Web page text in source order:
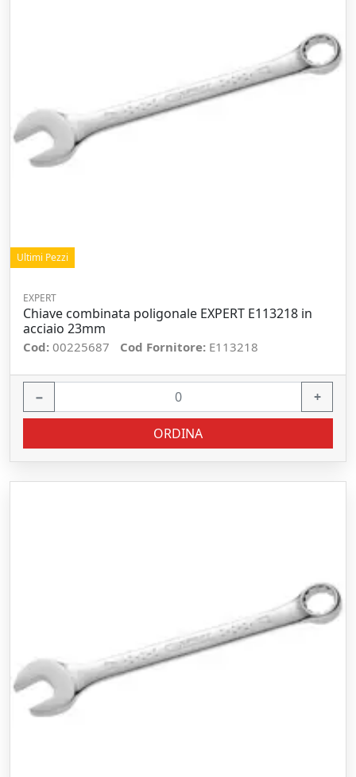
Ultimi Pezzi
EXPERT
Chiave combinata poligonale EXPERT E113218 in
acciaio 23mm
Cod: 00225687 Cod Fornitore: E113218
− +
ORDINA